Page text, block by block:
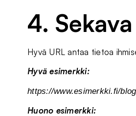
4.
Hyvä URL antaa tietoa
Hyvä esimerkki:
https://www.esimerkki.fi/
Huono esimerkki: